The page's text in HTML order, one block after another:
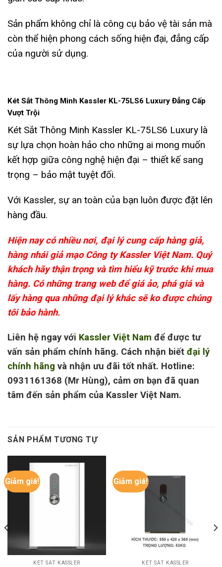
Sản phẩm không chỉ là công cụ bảo vệ tài sản mà
còn thể hiện phong cách sống hiện đại, đẳng cấp
của người sử dụng.
Két Sắt Thông Minh Kassler KL-75LS6 Luxury Đẳng Cấp
Vượt Trội
Két Sắt Thông Minh Kassler KL-75LS6 Luxury là
sự lựa chọn hoàn hảo cho những ai mong muốn
kết hợp giữa công nghệ hiện đại – thiết kế sang
trọng – bảo mật tuyệt đối.
Với Kassler, sự an toàn của bạn luôn được đặt lên
hàng đầu.
Hiện nay có nhiều nơi, đại lý cung cấp hàng giả,
hàng nhái giả mạo Công ty Kassler Việt Nam. Quý
khách hãy thận trọng và tìm hiểu kỹ trước khi mua
hàng. Có những trang web để giá ảo, phá giá và
lấy hàng qua những đại lý khác sẽ ko được chúng
tôi bảo hành.
Liên hệ ngay với Kassler Việt Nam để được tư
vấn sản phẩm chính hãng. Cách nhận biết đại lý
chính hãng và nhận ưu đãi tốt nhất. Hotline:
0931161368 (Mr Hùng), cảm ơn bạn đã quan
tâm đến sản phẩm của Kassler Việt Nam.
SẢN PHẨM TƯƠNG TỰ
Giảm giá!
KÉT SẮT KASSLER
Giảm giá!
KÉT SẮT KASSLER